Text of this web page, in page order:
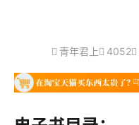
青年君上 4052